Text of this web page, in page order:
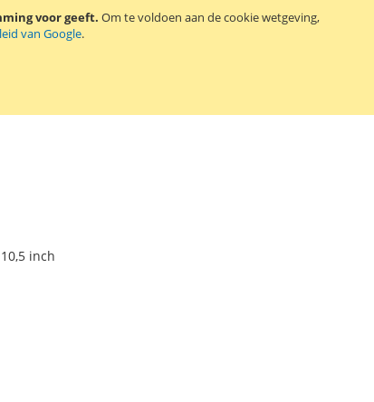
voor geeft. Om te voldoen aan de cookie wetgeving,
van Google.
inch